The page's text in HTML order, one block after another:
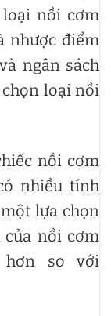
loại nồi cơm
nhược điểm
ngân sách
loại nồi
nồi cơm
nhiều tính
lựa chọn
của nồi cơm
hơn so với